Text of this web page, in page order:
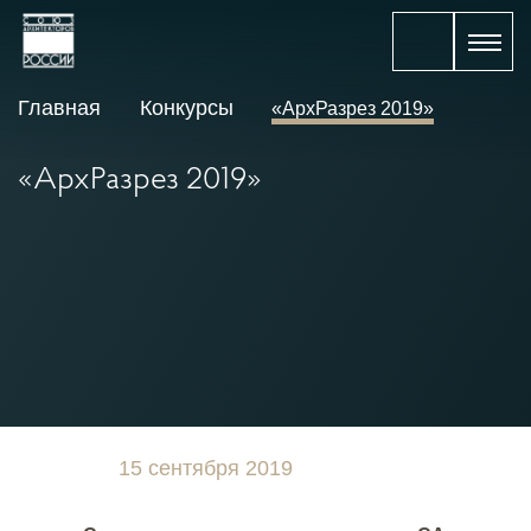
Главная Конкурсы «АрхРазрез 2019»
«АрхРазрез 2019»
15 сентября 2019